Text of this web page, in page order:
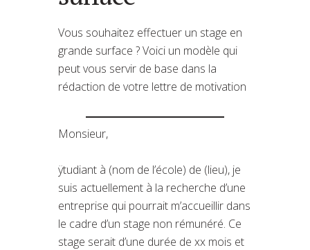
Vous souhaitez effectuer un stage en
grande surface ? Voici un modèle qui
peut vous servir de base dans la
rédaction de votre lettre de motivation
Monsieur,
ÿtudiant à (nom de l’école) de (lieu), je
suis actuellement à la recherche d’une
entreprise qui pourrait m’accueillir dans
le cadre d’un stage non rémunéré. Ce
stage serait d’une durée de xx mois et